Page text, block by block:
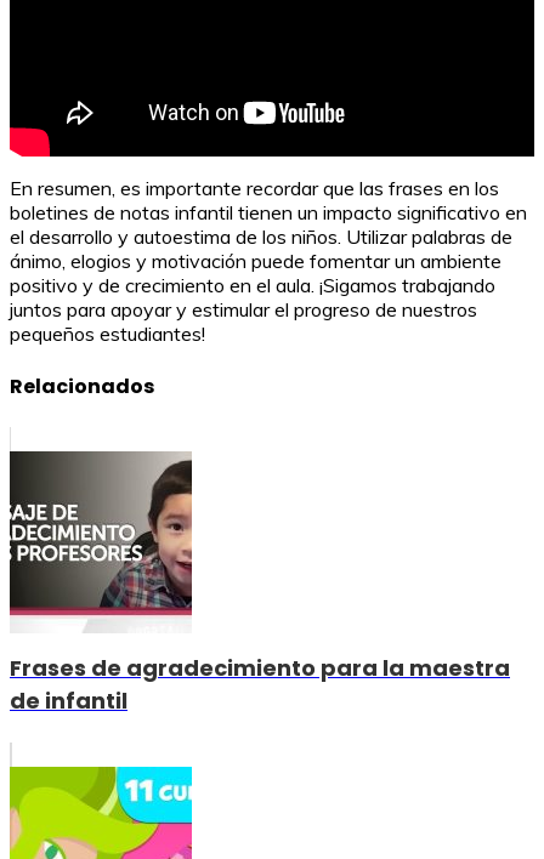
En resumen, es importante recordar que las frases en los
boletines de notas infantil tienen un impacto significativo en
el desarrollo y autoestima de los niños. Utilizar palabras de
ánimo, elogios y motivación puede fomentar un ambiente
positivo y de crecimiento en el aula. ¡Sigamos trabajando
juntos para apoyar y estimular el progreso de nuestros
pequeños estudiantes!
Relacionados
Frases de agradecimiento para la maestra
de infantil